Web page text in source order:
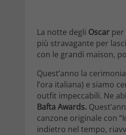
La notte degli Oscar per
più stravagante per
con le grandi maison,
Quest’anno la
l’ora italiana) e siamo
outfit impeccabili. Ne
Bafta Awards.
canzone originale con
indietro nel tempo,